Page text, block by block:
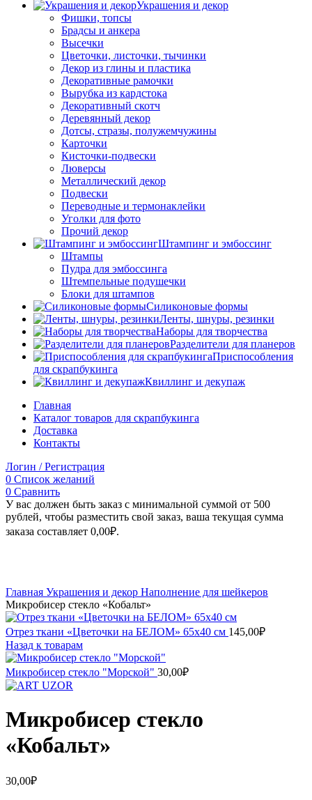
Украшения и декор
Фишки, топсы
Брадсы и анкера
Высечки
Цветочки, листочки, тычинки
Декор из глины и пластика
Декоративные рамочки
Вырубка из кардстока
Декоративный скотч
Деревянный декор
Дотсы, стразы, полужемчужины
Карточки
Кисточки-подвески
Люверсы
Металлический декор
Подвески
Переводные и термонаклейки
Уголки для фото
Прочий декор
Штампинг и эмбоссинг
Штампы
Пудра для эмбоссинга
Штемпельные подушечки
Блоки для штампов
Силиконовые формы
Ленты, шнуры, резинки
Наборы для творчества
Разделители для планеров
Приспособления
для скрапбукинга
Квиллинг и декупаж
Главная
Каталог товаров для скрапбукинга
Доставка
Контакты
Логин / Регистрация
0 Список желаний
0 Сравнить
У вас должен быть заказ с минимальной суммой от 500
рублей, чтобы разместить свой заказ, ваша текущая сумма
заказа составляет 0,00₽.
Главная Украшения и декор Наполнение для шейкеров
Микробисер стекло «Кобальт»
Отрез ткани «Цветочки на БЕЛОМ» 65х40 см 145,00₽
Назад к товарам
Микробисер стекло "Морской" 30,00₽
Микробисер стекло
«Кобальт»
30,00₽